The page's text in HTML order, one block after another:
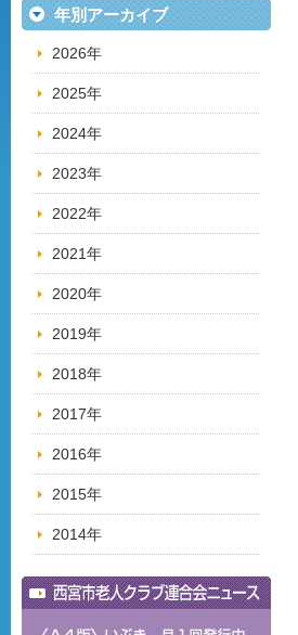
年別アーカイブ
2026年
2025年
2024年
2023年
2022年
2021年
2020年
2019年
2018年
2017年
2016年
2015年
2014年